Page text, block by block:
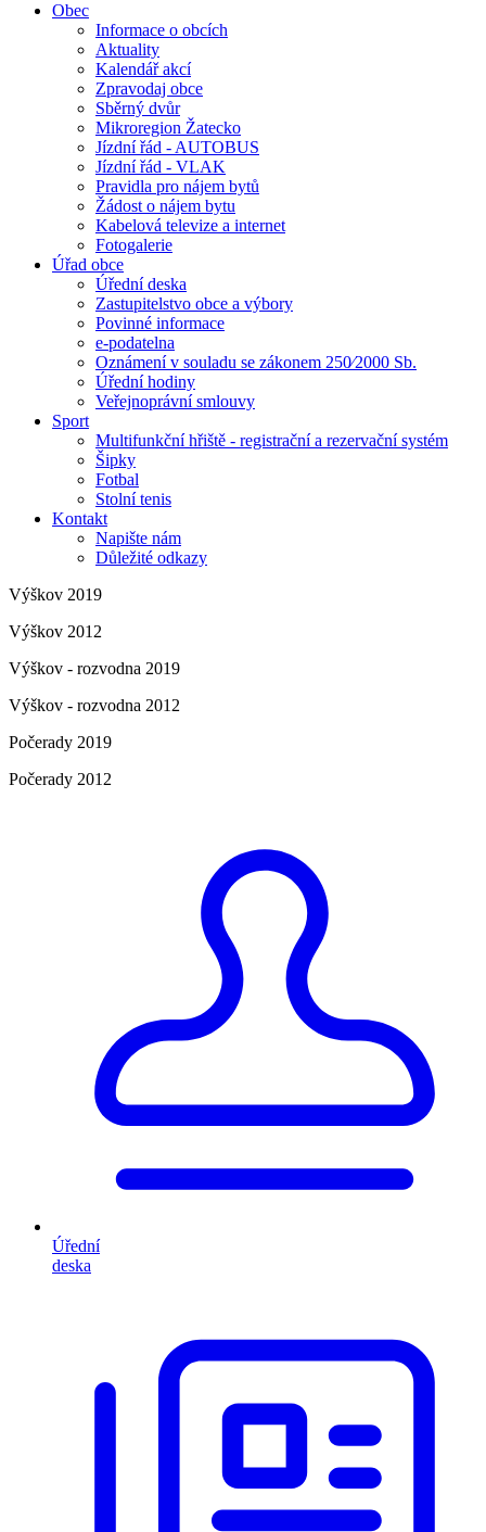
Obec
Informace o obcích
Aktuality
Kalendář akcí
Zpravodaj obce
Sběrný dvůr
Mikroregion Žatecko
Jízdní řád - AUTOBUS
Jízdní řád - VLAK
Pravidla pro nájem bytů
Žádost o nájem bytu
Kabelová televize a internet
Fotogalerie
Úřad obce
Úřední deska
Zastupitelstvo obce a výbory
Povinné informace
e-podatelna
Oznámení v souladu se zákonem 250⁄2000 Sb.
Úřední hodiny
Veřejnoprávní smlouvy
Sport
Multifunkční hřiště - registrační a rezervační systém
Šipky
Fotbal
Stolní tenis
Kontakt
Napište nám
Důležité odkazy
Výškov 2019
Výškov 2012
Výškov - rozvodna 2019
Výškov - rozvodna 2012
Počerady 2019
Počerady 2012
Úřední
deska